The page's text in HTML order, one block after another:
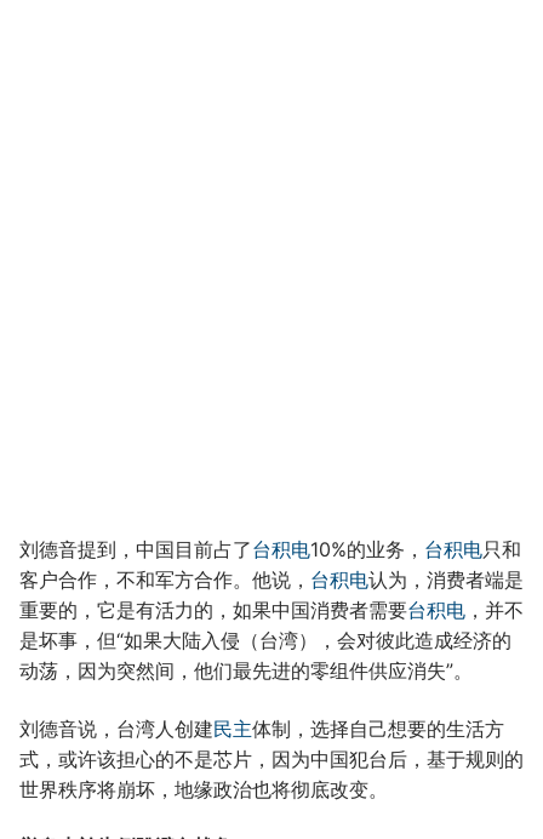
刘德音提到，中国目前占了台积电10%的业务， 台积电只和
客户合作，不和军方合作。他说， 台积电认为，消费者端是
重要的，它是有活力的，如果中国消费者需要台积电 ，并不
是坏事，但“如果大陆入侵（台湾），会对彼此造成经济的
动荡，因为突然间，他们最先进的零组件供应消失”。
刘德音说，台湾人创建民主体制，选择自己想要的生活方
式，或许该担心的不是芯片，因为中国犯台后，基于规则的
世界秩序将崩坏，地缘政治也将彻底改变。